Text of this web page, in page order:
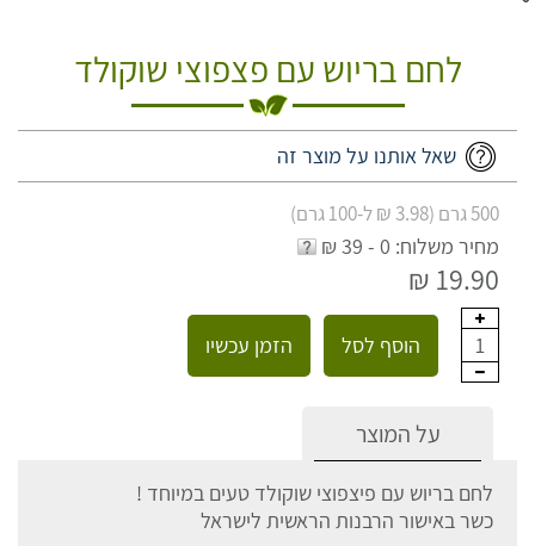
לחם בריוש עם פצפוצי שוקולד
שאל אותנו על מוצר זה
500 גרם (3.98 ₪ ל-100 גרם)
מחיר משלוח: 0 - 39 ₪
19.90 ₪
1 הוסף לסל הזמן עכשיו
על המוצר
לחם בריוש עם פיצפוצי שוקולד טעים במיוחד !
כשר באישור הרבנות הראשית לישראל